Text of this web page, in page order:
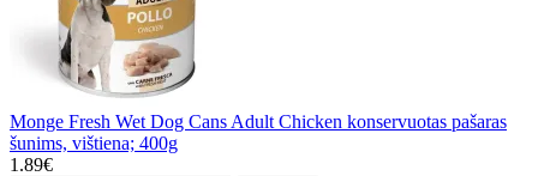
Monge Fresh Wet Dog Cans Adult Chicken konservuotas pašaras
šunims, vištiena; 400g
1.89€